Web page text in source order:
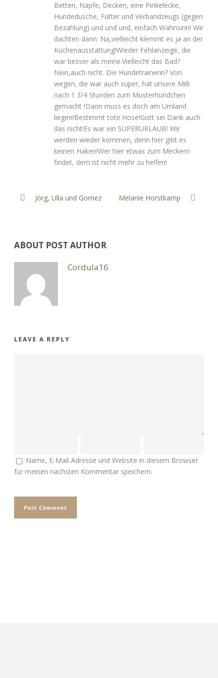
Betten, Näpfe, Decken, eine Pinkelecke,
Hundedusche, Futter und Verbandzeugs (gegen
Bezahlung) und und und, einfach Wahnsinn! Wir
dachten dann: Na,vielleicht klemmt es ja an der
Küchenausstattung!Wieder Fehlanzeige, die
war besser als meine.Vielleicht das Bad?
Nein,auch nicht. Die Hundetrainerin? Von
wegen, die war auch super, hat unsere Milli
nach 1 3/4 Stunden zum Musterhündchen
gemacht !Dann muss es doch am Umland
liegen!Bestimmt tote Hose!Gott sei Dank auch
das nicht!Es war ein SUPERURLAUB! Wir
werden wieder kommen, denn hier gibt es
keinen Haken!Wer hier etwas zum Meckern
findet, dem ist nicht mehr zu helfen!
Jörg, Ulla und Gomez Melanie Horstkamp
ABOUT POST AUTHOR
Cordula16
LEAVE A REPLY
Name, E-Mail-Adresse und Website in diesem Browser
für meinen nächsten Kommentar speichern.